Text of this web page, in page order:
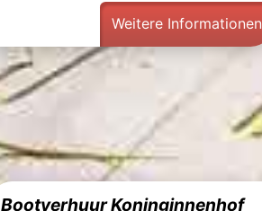
Weitere Informationen
Bootverhuur Koninginnenhof